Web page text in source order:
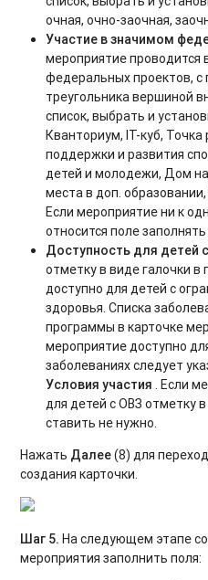
очная, очно-заочная,
Участие в значимом
мероприятие проводится
федеральных проектов,
треугольника вершиной
список, выбрать и
Кванториум, IT-куб,
поддержки и развития
детей и молодежи, Дом
места в доп.
Если мероприятие ни к
относится поле
Доступность для детей
отметку в виде галочки в
доступно для детей с
здоровья. Списка
программы в карточке
мероприятие доступно
заболеваниях следует
Условия участия . Если
для детей с ОВЗ отметку
ставить не нужно.
Нажать Далее(8) для
создания карточки.
Шаг 5.На следующем этапе
мероприятия заполнить поля: